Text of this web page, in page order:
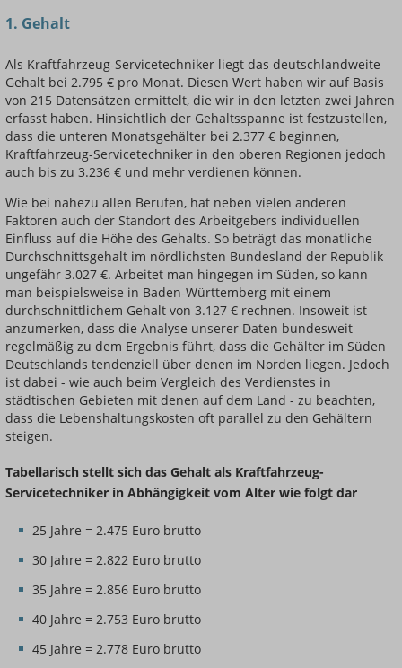
1. Gehalt
Als Kraftfahrzeug-Servicetechniker liegt das deutschlandweite
Gehalt bei 2.795 € pro Monat. Diesen Wert haben wir auf Basis
von 215 Datensätzen ermittelt, die wir in den letzten zwei Jahren
erfasst haben. Hinsichtlich der Gehaltsspanne ist festzustellen,
dass die unteren Monatsgehälter bei 2.377 € beginnen,
Kraftfahrzeug-Servicetechniker in den oberen Regionen jedoch
auch bis zu 3.236 € und mehr verdienen können.
Wie bei nahezu allen Berufen, hat neben vielen anderen
Faktoren auch der Standort des Arbeitgebers individuellen
Einfluss auf die Höhe des Gehalts. So beträgt das monatliche
Durchschnittsgehalt im nördlichsten Bundesland der Republik
ungefähr 3.027 €. Arbeitet man hingegen im Süden, so kann
man beispielsweise in Baden-Württemberg mit einem
durchschnittlichem Gehalt von 3.127 € rechnen. Insoweit ist
anzumerken, dass die Analyse unserer Daten bundesweit
regelmäßig zu dem Ergebnis führt, dass die Gehälter im Süden
Deutschlands tendenziell über denen im Norden liegen. Jedoch
ist dabei - wie auch beim Vergleich des Verdienstes in
städtischen Gebieten mit denen auf dem Land - zu beachten,
dass die Lebenshaltungskosten oft parallel zu den Gehältern
steigen.
Tabellarisch stellt sich das Gehalt als Kraftfahrzeug-
Servicetechniker in Abhängigkeit vom Alter wie folgt dar
25 Jahre = 2.475 Euro brutto
30 Jahre = 2.822 Euro brutto
35 Jahre = 2.856 Euro brutto
40 Jahre = 2.753 Euro brutto
45 Jahre = 2.778 Euro brutto